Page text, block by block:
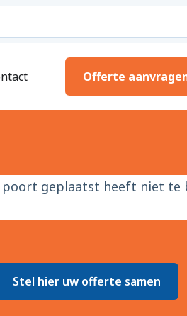
Offerte
geplaatst heeft niet te
Stel hier uw offerte samen